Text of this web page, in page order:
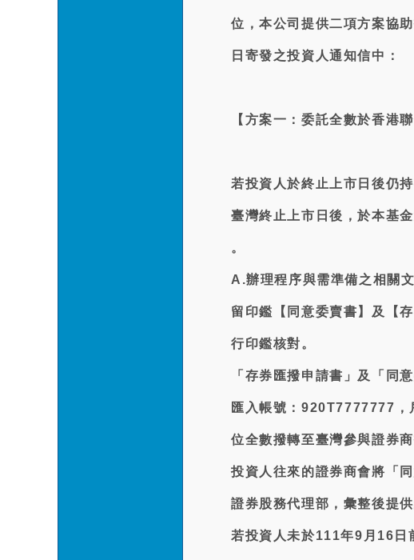
位，本公司提供二項方案協
日寄發之投資人通知信中：
【方案一：委託全數於香港
若投資人於終止上市日後仍
臺灣終止上市日後，於本基
。
A.辦理程序與需準備之相關
留印鑑【同意委賣書】及【
行印鑑核對。
「存券匯撥申請書」及「同
匯入帳號：920T7777777，
位全數撥轉至臺灣參與證券
投資人往來的證券商會將「
證券股務代理部，彙整後提
若投資人未於111年9月16日